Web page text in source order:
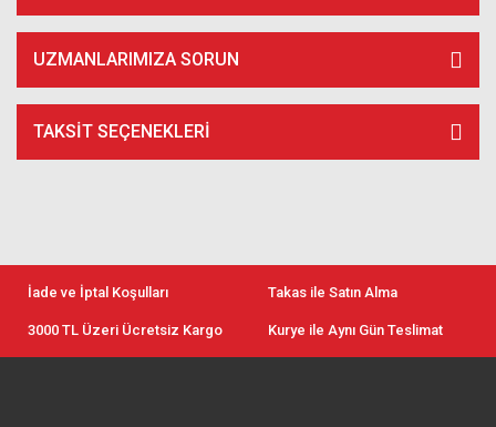
UZMANLARIMIZA SORUN
TAKSIT SEÇENEKLERI
İade ve İptal Koşulları Takas ile Satın Alma
3000 TL Üzeri Ücretsiz Kargo Kurye ile Aynı Gün Teslimat